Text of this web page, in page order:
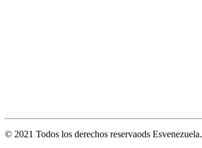
© 2021 Todos los derechos reservaods Esvenezuela.